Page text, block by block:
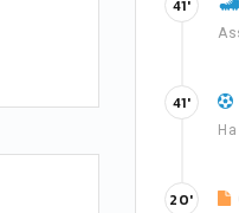
41'
41'
20'